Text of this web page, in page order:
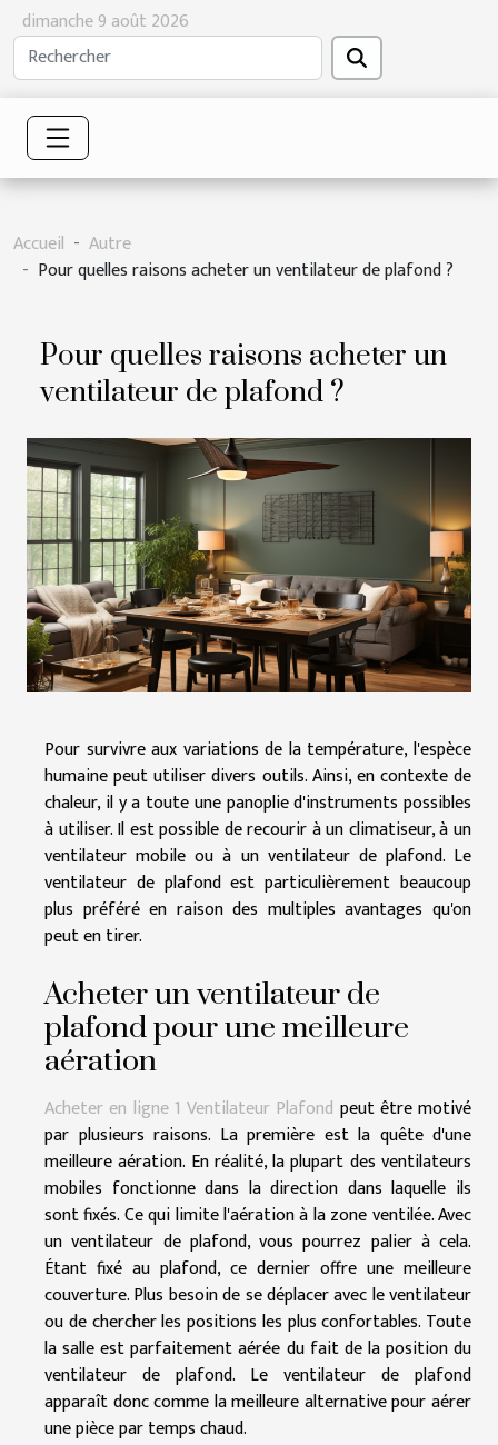
dimanche 9 août 2026
Accueil
Autre
Pour quelles raisons acheter un ventilateur de plafond ?
Pour quelles raisons acheter un
ventilateur de plafond ?
Pour survivre aux variations de la température, l'espèce
humaine peut utiliser divers outils. Ainsi, en contexte de
chaleur, il y a toute une panoplie d'instruments possibles
à utiliser. Il est possible de recourir à un climatiseur, à un
ventilateur mobile ou à un ventilateur de plafond. Le
ventilateur de plafond est particulièrement beaucoup
plus préféré en raison des multiples avantages qu'on
peut en tirer.
Acheter un ventilateur de
plafond pour une meilleure
aération
Acheter en ligne 1 Ventilateur Plafond peut être motivé
par plusieurs raisons. La première est la quête d'une
meilleure aération. En réalité, la plupart des ventilateurs
mobiles fonctionne dans la direction dans laquelle ils
sont fixés. Ce qui limite l'aération à la zone ventilée. Avec
un ventilateur de plafond, vous pourrez palier à cela.
Étant fixé au plafond, ce dernier offre une meilleure
couverture. Plus besoin de se déplacer avec le ventilateur
ou de chercher les positions les plus confortables. Toute
la salle est parfaitement aérée du fait de la position du
ventilateur de plafond. Le ventilateur de plafond
apparaît donc comme la meilleure alternative pour aérer
une pièce par temps chaud.